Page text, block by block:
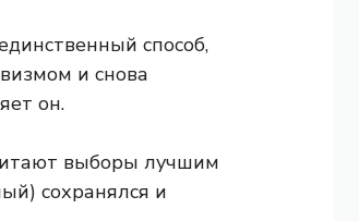
способ,
и снова
он.
выборы лучшим
сохранялся и